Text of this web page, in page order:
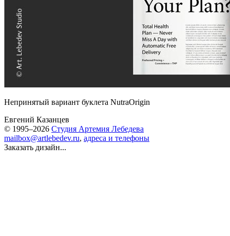
Непринятый вариант буклета NutraOrigin
Евгений Казанцев
© 1995–2026 Студия Артемия Лебедева
mailbox@artlebedev.ru, адреса и телефоны
Заказать дизайн...